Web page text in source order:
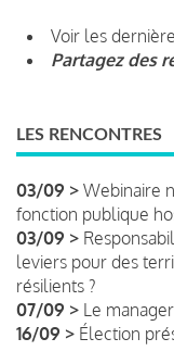
Voir les
Partagez des
LES RENCONTRES
03/09 > Webinaire
fonction publique
03/09 >
leviers pour des
résilients ?
07/09 > Le
16/09 > Élection